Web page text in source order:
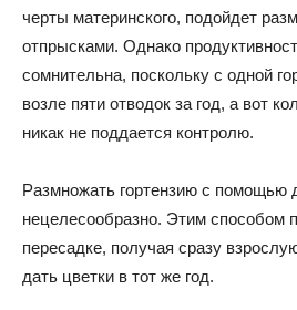
черты материнского, подойдет
отпрысками. Однако
сомнительна, поскольку с одной
возле пяти отводок за год, а вот
никак не поддается контролю.
Размножать гортензию с помощью
нецелесообразно. Этим способом
пересадке, получая сразу
дать цветки в тот же год.